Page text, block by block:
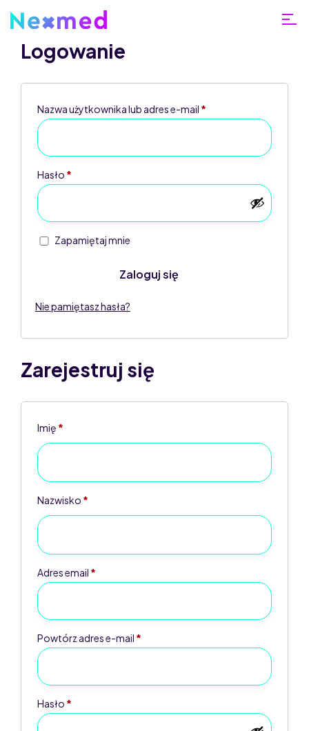
konto
Logowanie
Nazwa użytkownika lub adres e-mail *
Hasło *
Zapamiętaj mnie
Zaloguj się
Nie pamiętasz hasła?
Zarejestruj się
Imię *
Nazwisko *
Adres email *
Powtórz adres e-mail *
Hasło *